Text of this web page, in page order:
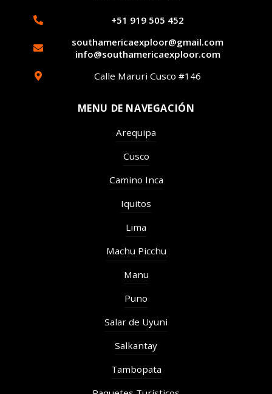
+51 919 505 452
southamericaexploor@gmail.com
info@southamericaexploor.com
Calle Maruri Cusco #146
MENU DE NAVEGACIÓN
Arequipa
Cusco
Camino Inca
Iquitos
Lima
Machu Picchu
Manu
Puno
Salar de Uyuni
Salkantay
Tambopata